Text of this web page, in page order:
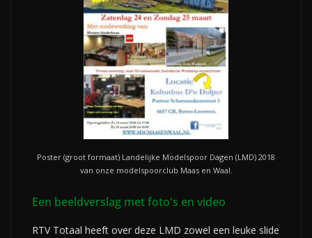
Poster (groot formaat) Landelijke Modelspoor Dagen (LMD) 2018
van onze modelspoorclub Maas en Waal.
Een beeldverslag met foto's en video
RTV Totaal heeft over deze LMD zowel een leuke slide